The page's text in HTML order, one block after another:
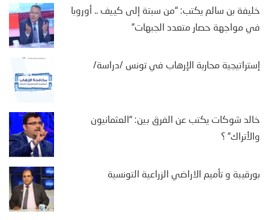
خليفة بن سالم يكتب: “من سبتة إلى كييف .. أوروبا
في مواجهة حصار متعدد الجبهات”
إستراتيجية محاربة الإرهاب في تونس /دراسة/
خالد شوكات يكتب عن الفرق بين: “العثمانيون
والأتراك” ؟
بورقيبة و تأميم الاراضي الزراعية التونسية